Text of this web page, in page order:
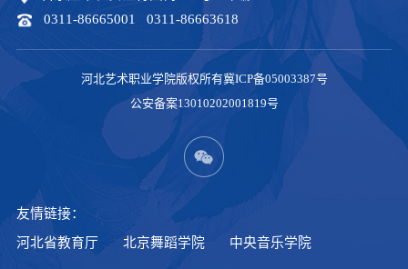
0311-86665001 0311-86663618
河北艺术职业学院版权所有冀ICP备05003387号
公安备案13010202001819号
友情链接：
河北省教育厅 北京舞蹈学院 中央音乐学院